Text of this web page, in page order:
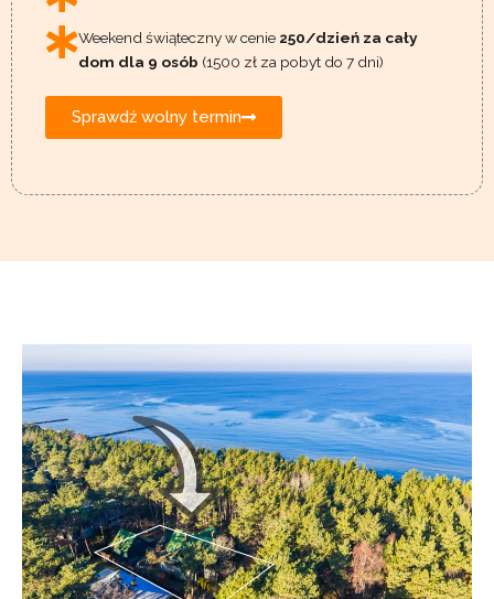
Weekend świąteczny w cenie 250/dzień za cały
dom dla 9 osób (1500 zł za pobyt do 7 dni)
Sprawdź wolny termin